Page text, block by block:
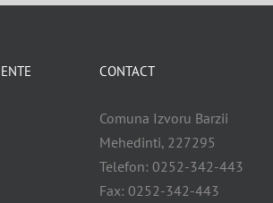
CONTACT
Comuna Izvoru Barzii
Mehedinti, 227295
Telefon: 0252-342-443
Fax: 0252-342-443